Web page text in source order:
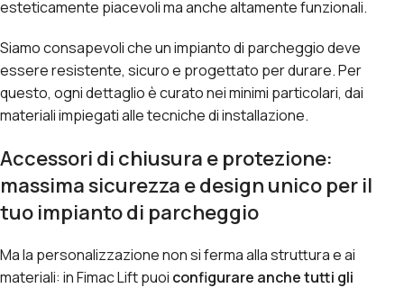
esteticamente piacevoli ma anche altamente funzionali.
Siamo consapevoli che un impianto di parcheggio deve
essere resistente, sicuro e progettato per durare. Per
questo, ogni dettaglio è curato nei minimi particolari, dai
materiali impiegati alle tecniche di installazione.
Accessori di chiusura e protezione:
massima sicurezza e design unico per il
tuo impianto di parcheggio
Ma la personalizzazione non si ferma alla struttura e ai
materiali: in Fimac Lift puoi configurare anche tutti gli